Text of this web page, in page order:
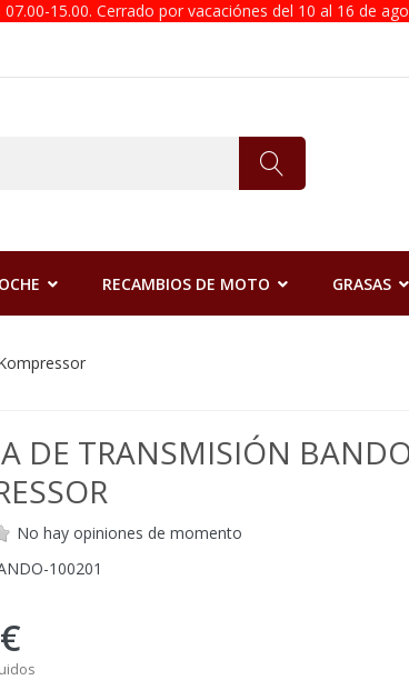
15.00. Cerrado por vacaciónes del 10 al 16 de
RECAMBIOS DE MOTO GRASAS
DE TRANSMISIÓN
No hay opiniones de momento
100201